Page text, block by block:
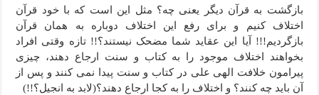
بازگشت به قرآن دیگر یعنی چه؟ مثل این است که با خود قرآن
اختلاف کنیم و برای رفع این اختلاف دوباره به همان قرآن
بازگردیم!!! آیا این عقاید شما مضحک نیستند؟!! تازه وقتی افراد
بخواهند اختلاف موجود را به کتاب و سنت ارجاع دهند، چیزی
پیرامون خلافت الهی علی در کتاب و سنت پیدا نمی کنند و پس از
آن باید چه کنند؟ و اختلاف را به کجا ارجاع دهند؟(لابد به انجیل؟!!)